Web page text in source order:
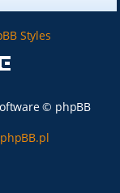
Styles
© phpBB
phpBB.pl